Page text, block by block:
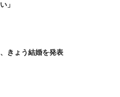
」
きょう結婚を発表